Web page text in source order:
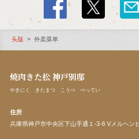
头版 外卖菜单
焼肉きた松 神戸別邸
やきにく きたまつ こうべ べってい
住所
兵庫県神戸市中央区下山手通１-3-6 Vメルヘン